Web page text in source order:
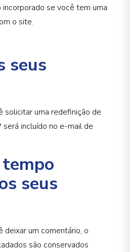
se você tem uma
o site.
seus
solicitar uma redefinição de
será incluído no e-mail de
seus
deixar um comentário, o
são conservados